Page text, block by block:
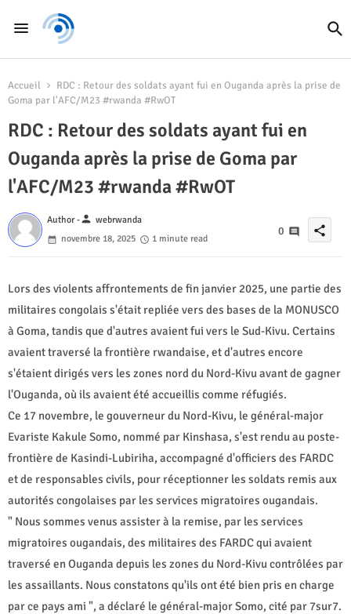
Accueil
RDC : Retour des soldats ayant fui en Ouganda après la prise de
Goma par l'AFC/M23 #rwanda #RwOT
RDC : Retour des soldats ayant fui en
Ouganda après la prise de Goma par
l'AFC/M23 #rwanda #RwOT
Author -person webrwanda
novembre 18, 2025
1 minute read
0 share
Lors des violents affrontements de fin janvier 2025, une partie des
militaires congolais s'était repliée vers des bases de la MONUSCO
à Goma, tandis que d'autres avaient fui vers le Sud-Kivu. Certains
avaient traversé la frontière rwandaise, et d'autres encore
s'étaient dirigés vers les zones nord du Nord-Kivu avant de gagner
l'Ouganda, où ils avaient été accueillis comme réfugiés.
Ce 17 novembre, le gouverneur du Nord-Kivu, le général-major
Evariste Kakule Somo, nommé par Kinshasa, s'est rendu au poste-
frontière de Kasindi-Lubiriha, accompagné d'officiers des FARDC
et de responsables civils, pour réceptionner les soldats remis aux
autorités congolaises par les services migratoires ougandais.
" Nous sommes venus assister à la remise, par les services
migratoires ougandais, des militaires des FARDC qui avaient
traversé en Ouganda depuis les zones du Nord-Kivu contrôlées par
les assaillants. Nous constatons qu'ils ont été bien pris en charge
par ce pays ami ", a déclaré le général-major Somo, cité par 7sur7.